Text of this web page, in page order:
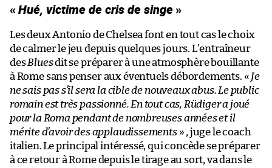
«Hué, victime de cris de singe»
Les deux Antonio de Chelsea font en tout cas le choix
de calmer le jeu depuis quelques jours. L’entraîneur
desBluesdit se préparer à une atmosphère bouillante
à Rome sans penser aux éventuels débordements. « Je
ne sais pas s’il sera la cible de nouveaux abus. Le public
romain est très passionné. En tout cas, Rüdiger a joué
pour la Roma pendant de nombreuses années et il
mérite d’avoir des applaudissements» , juge le coach
italien. Le principal intéressé, qui concède se préparer
à ce retour à Rome depuis le tirage au sort, va dans le